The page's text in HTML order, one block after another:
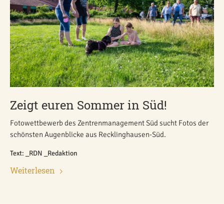
Zeigt euren Sommer in Süd!
Fotowettbewerb des Zentrenmanagement Süd sucht Fotos der
schönsten Augenblicke aus Recklinghausen-Süd.
Text: _RDN _Redaktion
Weiterlesen